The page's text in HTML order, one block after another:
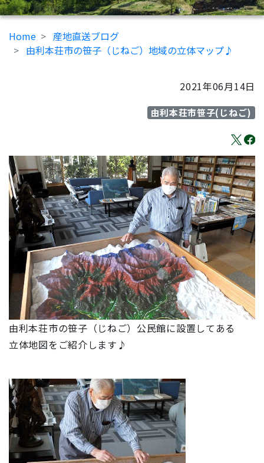
Home
産地直送ブログ
由利本荘市の笹子（じねご）地域の立体マップ♪
2021年06月14日
由利本荘市笹子(じねご)
由利本荘市の笹子（じねご）公民館に設置してある
立体地図をご紹介します♪